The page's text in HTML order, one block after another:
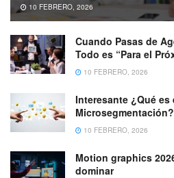
10 FEBRERO, 2026
Cuando Pasas de
Todo es “Para el
10 FEBRERO, 2026
Interesante ¿Qué
Microsegmentación?
10 FEBRERO, 2026
Motion graphics
dominar